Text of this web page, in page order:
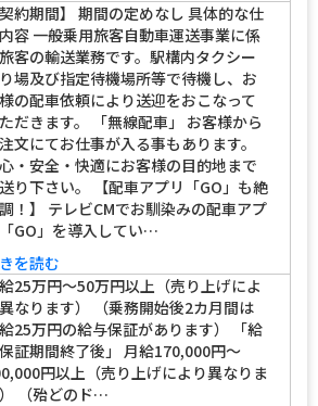
契約期間】 期間の定めなし 具体的な仕
容 一般乗用旅客自動車運送事業に係
客の輸送業務です。駅構内タクシー
場及び指定待機場所等で待機し、お
の配車依頼により送迎をおこなって
だきます。 「無線配車」 お客様から
文にてお仕事が入る事もあります。
・安全・快適にお客様の目的地まで
り下さい。 【配車アプリ「GO」も絶
！】 テレビCMでお馴染みの配車アプ
GO」を導入してい…
を読む
25万円～50万円以上（売り上げによ
なります） （乗務開始後2カ月間は
25万円の給与保証があります） 「給
証期間終了後」 月給170,000円～
円以上（売り上げにより異なりま
（殆どのド…